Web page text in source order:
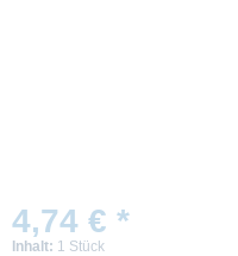
4,74 € *
Inhalt: 1 Stück